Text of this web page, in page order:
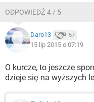
ODPOWIEDŹ 4 / 5
Daro13 57
15 lip 2015 o 07:19
O kurcze, to jeszcze
dzieje się na wyższych